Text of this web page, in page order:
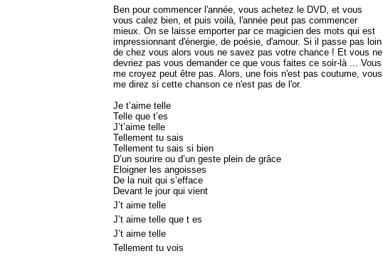
Ben pour commencer l'année, vous achetez le DVD, et vous
vous calez bien, et puis voilà, l'année peut pas commencer
mieux. On se laisse emporter par ce magicien des mots qui est
impressionnant d'énergie, de poésie, d'amour. Si il passe pas loin
de chez vous alors vous ne savez pas votre chance ! Et vous ne
devriez pas vous demander ce que vous faites ce soir-là ... Vous
me croyez peut être pas. Alors, une fois n'est pas coutume, vous
me direz si cette chanson ce n'est pas de l'or.
Je t’aime telle
Telle que t’es
J’t’aime telle
Tellement tu sais
Tellement tu sais si bien
D’un sourire ou d’un geste plein de grâce
Eloigner les angoisses
De la nuit qui s’efface
Devant le jour qui vient
J’t aime telle
J’t aime telle que t es
J’t aime telle
Tellement tu vois